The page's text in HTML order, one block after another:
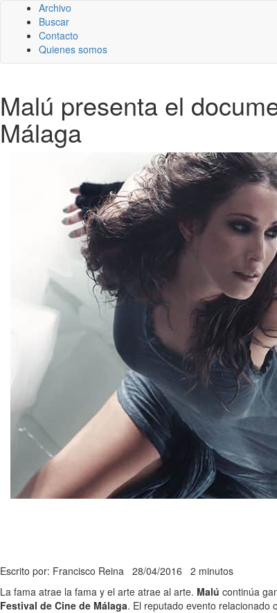
Archivo
Buscar
Contacto
Quienes somos
Malú presenta el
Málaga
Escrito por: Francisco Reina 28/04/2016 2 minutos
La fama atrae la fama y el arte atrae al arte. Malú continúa
Festival de Cine de Málaga. El reputado evento relacionado